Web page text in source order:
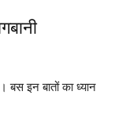
। बस इन बातों का ध्यान